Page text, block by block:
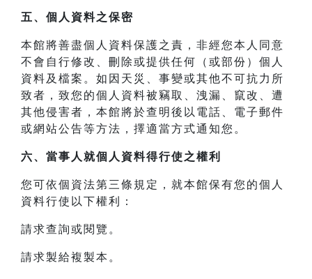
五、個人資料之保密
本館將善盡個人資料保護之責，非經您本人同意
不會自行修改、刪除或提供任何（或部份）個人
資料及檔案。如因天災、事變或其他不可抗力所
致者，致您的個人資料被竊取、洩漏、竄改、遭
其他侵害者，本館將於查明後以電話、電子郵件
或網站公告等方法，擇適當方式通知您。
六、當事人就個人資料得行使之權利
您可依個資法第三條規定，就本館保有您的個人
資料行使以下權利：
請求查詢或閱覽。
請求製給複製本。